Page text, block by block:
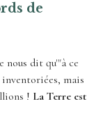
de
dit qu'"à ce
mais
! La Terre est